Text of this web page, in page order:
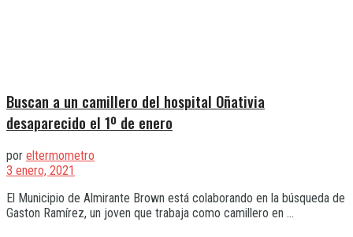
Buscan a un camillero del hospital Oñativia
desaparecido el 1º de enero
por eltermometro
3 enero, 2021
El Municipio de Almirante Brown está colaborando en la búsqueda de
Gaston Ramírez, un joven que trabaja como camillero en ...